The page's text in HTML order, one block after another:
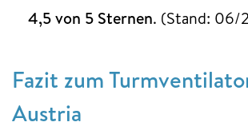
4,5 von 5 Sternen. (Stand: 06/
Fazit zum
Austria